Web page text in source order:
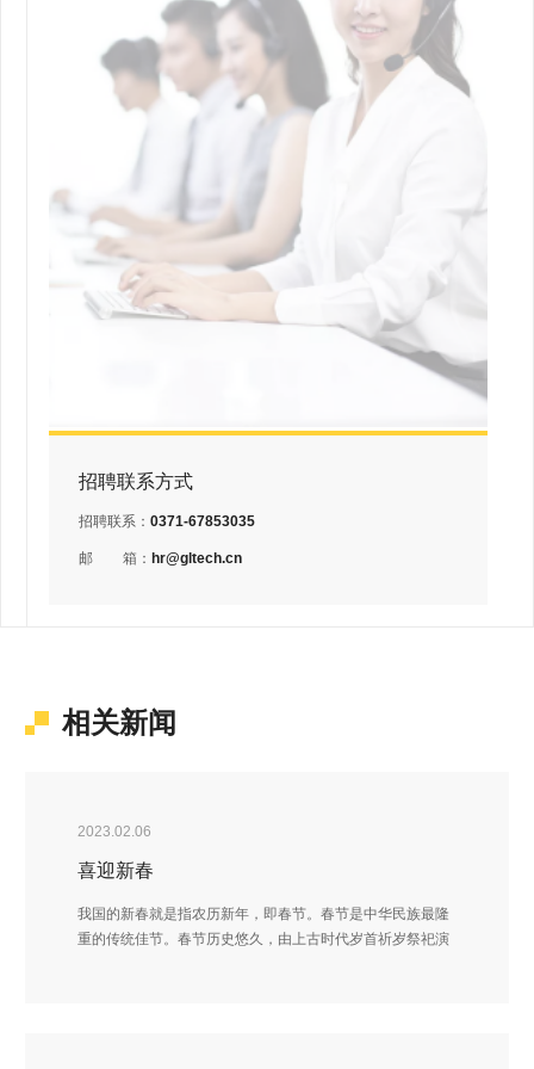
招聘联系方式
招聘联系： 0371-67853035
邮 箱： hr@gltech.cn
相关新闻
2023.02.06
喜迎新春
我国的新春就是指农历新年，即春节。春节是中华民族最隆
重的传统佳节。春节历史悠久，由上古时代岁首祈岁祭祀演